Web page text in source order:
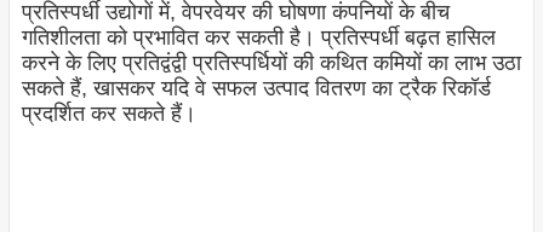
प्रतिस्पर्धी उद्योगों में, वेपरवेयर की घोषणा कंपनियों के बीच
गतिशीलता को प्रभावित कर सकती है। प्रतिस्पर्धी बढ़त हासिल
करने के लिए प्रतिद्वंद्वी प्रतिस्पर्धियों की कथित कमियों का लाभ उठा
सकते हैं, खासकर यदि वे सफल उत्पाद वितरण का ट्रैक रिकॉर्ड
प्रदर्शित कर सकते हैं।